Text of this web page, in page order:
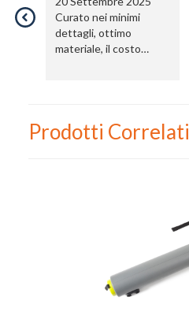
Curato nei minimi
dettagli, ottimo
materiale, il costo
Prodotti Correlati